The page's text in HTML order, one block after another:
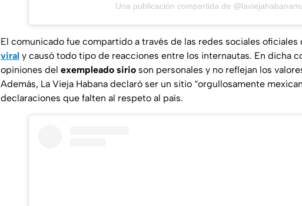
Una publicación compartida de
El comunicado fue compartido a través de las redes sociales
viral y causó todo tipo de reacciones entre los internautas. En dicha
opiniones del exempleado sirio son personales y no reflejan los
Además, La Vieja Habana declaró ser un sitio “orgullosamente
declaraciones que falten al respeto al país.